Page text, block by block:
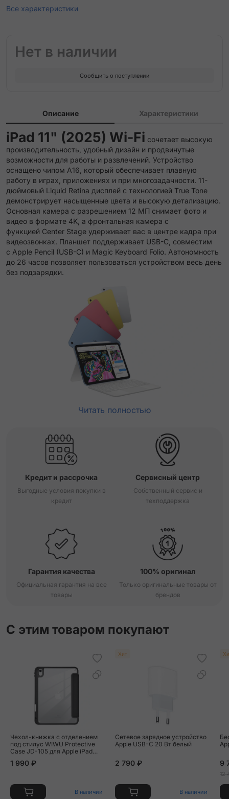
Все характеристики
Нет в наличии
Сообщить о поступлении
Описание Характеристики
iPad 11" (2025) Wi-Fi сочетает высокую
производительность, удобный дизайн и продвинутые
возможности для работы и развлечений. Устройство
оснащено чипом A16, который обеспечивает плавную
работу в играх, приложениях и при многозадачности. 11-
дюймовый Liquid Retina дисплей с технологией True Tone
демонстрирует насыщенные цвета и высокую детализацию.
Основная камера с разрешением 12 МП снимает фото и
видео в формате 4K, а фронтальная камера с
функцией Center Stage удерживает вас в центре кадра при
видеозвонках. Планшет поддерживает USB-C, совместим
с Apple Pencil (USB-C) и Magic Keyboard Folio. Автономность
до 26 часов позволяет пользоваться устройством весь день
без подзарядки.
Читать полностью
Кредит и рассрочка
Выгодные условия покупки в
кредит
Сервисный центр
Собственный сервис и
техподдержка
Гарантия качества
Официальная гарантия на все
товары
100% оригинал
Только оригинальные товары от
брендов
С этим товаром покупают
Чехол-книжка c отделением
под стилус WIWU Protective
Case JD-105 для Apple iPad
(2025) искусственная кожа,
1 990 ₽
В наличии
Хит
Сетевое зарядное устройство
Apple USB-C 20 Вт белый
2 790 ₽
В наличии
9
12